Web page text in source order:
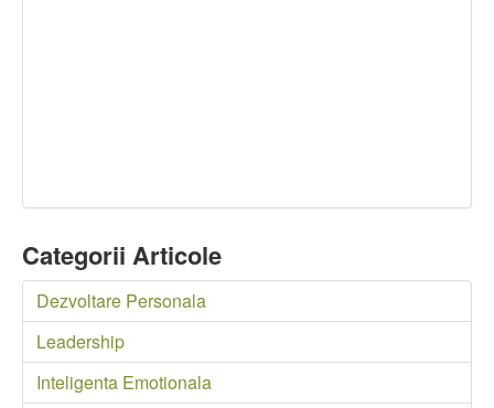
Categorii Articole
Dezvoltare Personala
Leadership
Inteligenta Emotionala